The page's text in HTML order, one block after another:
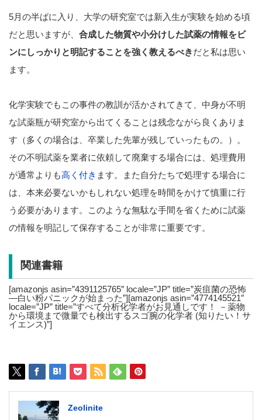
5月の半ばに入り、大学の研究室では新入生が実験を始める頃
だと思いますが、 合成した物質や小分けした試薬の情報をビ
ンにしっかりと明記することを強く教えるべきだと私は思い
ます。
化学実験でもこの事件の教訓が活かされてきて、中身が不明
な試薬瓶が研究室から出てくることは残念ながら良くありま
す（多くの場合は、卒業した先輩が残していったもの。）。
その不明試薬を業者に依頼して廃棄する場合には、処理費用
が通常よりも高く付き ます。また自分たちで処理する場合に
は、本来必要ないかもしれない処理を時間をかけて慎重に行
う必要があります。このような無駄な手間を省くために試薬
の情報を明記して保存することが非常に重要です。
関連書籍
[amazonjs asin=”4391125765″ locale=”JP” title=”炭疽菌の恐怖
―白い粉パニックが始まった”][amazonjs asin=”4774145521″
locale=”JP” title=”すべて分析化学者がお見通しです！ －薬物
から環境まで微量でも検出するスゴ腕の化学者 (知りたい！サ
イエンス)”]
Zeolinite